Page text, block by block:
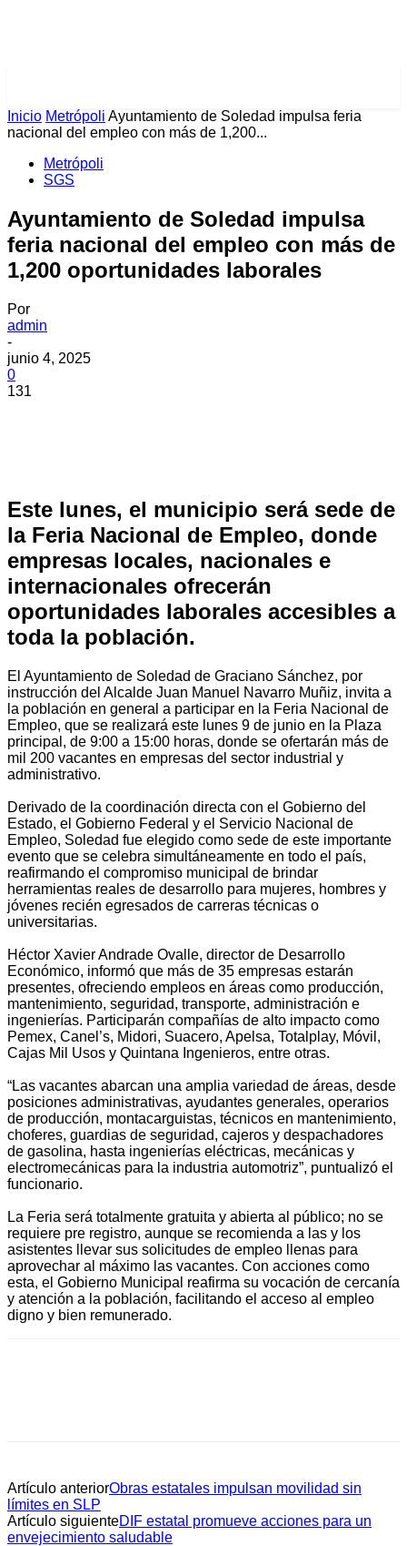
Inicio Metrópoli Ayuntamiento de Soledad impulsa feria
nacional del empleo con más de 1,200...
Metrópoli
SGS
Ayuntamiento de Soledad impulsa
feria nacional del empleo con más de
1,200 oportunidades laborales
Por
admin
-
junio 4, 2025
0
131
Este lunes, el municipio será sede de
la Feria Nacional de Empleo, donde
empresas locales, nacionales e
internacionales ofrecerán
oportunidades laborales accesibles a
toda la población.
El Ayuntamiento de Soledad de Graciano Sánchez, por
instrucción del Alcalde Juan Manuel Navarro Muñiz, invita a
la población en general a participar en la Feria Nacional de
Empleo, que se realizará este lunes 9 de junio en la Plaza
principal, de 9:00 a 15:00 horas, donde se ofertarán más de
mil 200 vacantes en empresas del sector industrial y
administrativo.
Derivado de la coordinación directa con el Gobierno del
Estado, el Gobierno Federal y el Servicio Nacional de
Empleo, Soledad fue elegido como sede de este importante
evento que se celebra simultáneamente en todo el país,
reafirmando el compromiso municipal de brindar
herramientas reales de desarrollo para mujeres, hombres y
jóvenes recién egresados de carreras técnicas o
universitarias.
Héctor Xavier Andrade Ovalle, director de Desarrollo
Económico, informó que más de 35 empresas estarán
presentes, ofreciendo empleos en áreas como producción,
mantenimiento, seguridad, transporte, administración e
ingenierías. Participarán compañías de alto impacto como
Pemex, Canel’s, Midori, Suacero, Apelsa, Totalplay, Móvil,
Cajas Mil Usos y Quintana Ingenieros, entre otras.
“Las vacantes abarcan una amplia variedad de áreas, desde
posiciones administrativas, ayudantes generales, operarios
de producción, montacarguistas, técnicos en mantenimiento,
choferes, guardias de seguridad, cajeros y despachadores
de gasolina, hasta ingenierías eléctricas, mecánicas y
electromecánicas para la industria automotriz”, puntualizó el
funcionario.
La Feria será totalmente gratuita y abierta al público; no se
requiere pre registro, aunque se recomienda a las y los
asistentes llevar sus solicitudes de empleo llenas para
aprovechar al máximo las vacantes. Con acciones como
esta, el Gobierno Municipal reafirma su vocación de cercanía
y atención a la población, facilitando el acceso al empleo
digno y bien remunerado.
Artículo anteriorObras estatales impulsan movilidad sin
límites en SLP
Artículo siguienteDIF estatal promueve acciones para un
envejecimiento saludable